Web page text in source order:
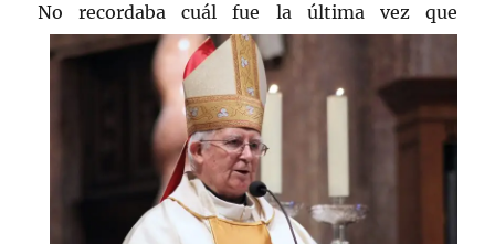
No recordaba cuál fue la última vez que